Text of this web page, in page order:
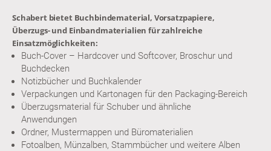
Schabert bietet Buchbindematerial, Vorsatzpapiere,
Überzugs- und Einbandmaterialien für zahlreiche
Einsatzmöglichkeiten:
Buch-Cover – Hardcover und Softcover, Broschur und
Buchdecken
Notizbücher und Buchkalender
Verpackungen und Kartonagen für den Packaging-Bereich
Überzugsmaterial für Schuber und ähnliche
Anwendungen
Ordner, Mustermappen und Büromaterialien
Fotoalben, Münzalben, Stammbücher und weitere Alben